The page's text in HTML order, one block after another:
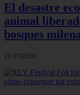
El desastre
animal
bosques
21/07/2026